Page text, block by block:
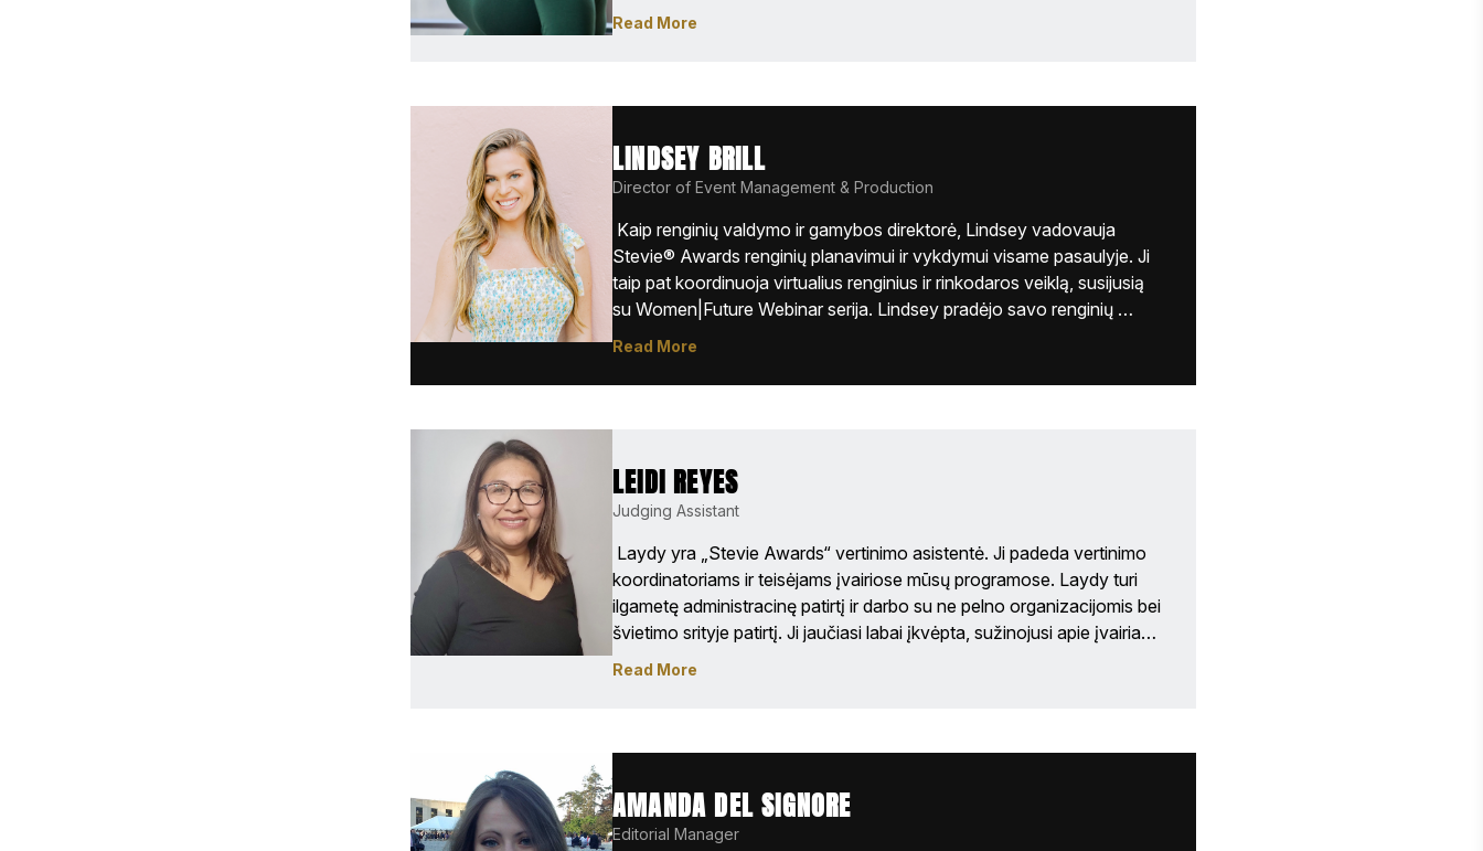
rinkodaros veiklos valdymą. Nuo brošiūrų ir socialinės žiniasklaidos
Alissa yra sertifikuota socialinės rinkodaros specialistė ir turi grafinio
dizaino bakalauro laipsnį, įgytą Virdžinijos Komonvelto universiteto
Menų fakultete.
Read More
LINDSEY BRILL
Director of Event Management & Production
Kaip renginių valdymo ir gamybos direktorė, Lindsey vadovauja
Stevie® Awards renginių planavimui ir vykdymui visame pasaulyje. Ji
taip pat koordinuoja virtualius renginius ir rinkodaros veiklą, susijusią
su Women|Future Webinar serija. Lindsey pradėjo savo renginių
planavimo karjerą Clemson universitete, kur įgijo rinkodaros
kūrybinei produkcijai išaugo, nes ji sukūrė dinamišką karjerą viešbučių,
Read More
LEIDI REYES
Judging Assistant
Laydy yra „Stevie Awards“ vertinimo asistentė. Ji padeda vertinimo
koordinatoriams ir teisėjams įvairiose mūsų programose. Laydy turi
ilgametę administracinę patirtį ir darbo su ne pelno organizacijomis bei
švietimo srityje patirtį. Ji jaučiasi labai įkvėpta, sužinojusi apie įvairias
naujoves, kurias visame pasaulyje diegia apdovanojimus pelniusios
Laydy baigė Džordžo Meisono universitetą ir įgijo humanitarinių
Read More
AMANDA DEL SIGNORE
Editorial Manager